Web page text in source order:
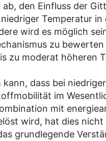
den Einfluss der
Temperatur
wird es möglich
zu
zu moderat höheren
dass bei niedriger
im
mit
wird, hat dies nicht
grundlegende